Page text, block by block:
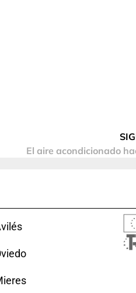
El aire acondicionado